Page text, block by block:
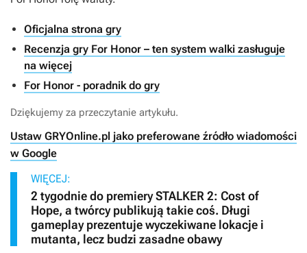
Oficjalna strona gry
Recenzja gry For Honor – ten system walki zasługuje
na więcej
For Honor - poradnik do gry
Dziękujemy za przeczytanie artykułu.
Ustaw GRYOnline.pl jako preferowane źródło wiadomości
w Google
WIĘCEJ:
2 tygodnie do premiery STALKER 2: Cost of
Hope, a twórcy publikują takie coś. Długi
gameplay prezentuje wyczekiwane lokacje i
mutanta, lecz budzi zasadne obawy